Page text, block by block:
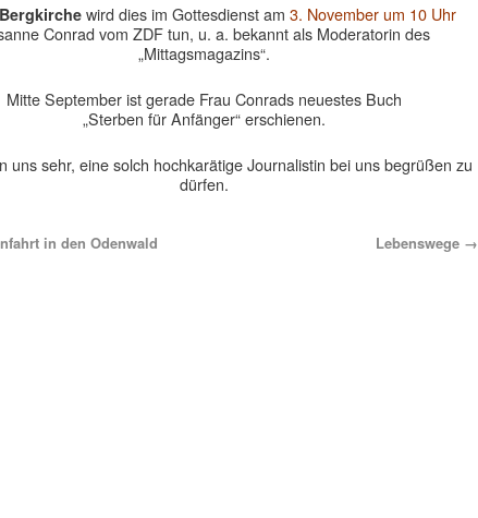
wird dies im Gottesdienst am 3. November um 10 Uhr
Conrad vom ZDF tun, u. a. bekannt als Moderatorin des
„Mittagsmagazins“.
Mitte September ist gerade Frau Conrads neuestes Buch
„Sterben für Anfänger“ erschienen.
uns sehr, eine solch hochkarätige Journalistin bei uns begrüßen zu
dürfen.
in den Odenwald Lebenswege →